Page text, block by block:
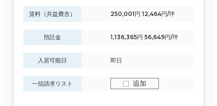
賃料（共益費含） 250,001円 12,464円/坪
預託金 1,136,365円 56,649円/坪
入居可能日 即日
一括請求リスト 追加